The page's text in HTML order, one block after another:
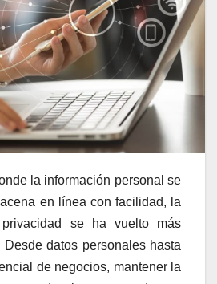
la información personal se
en línea con facilidad, la
se ha vuelto más
datos personales hasta
de negocios, mantener la